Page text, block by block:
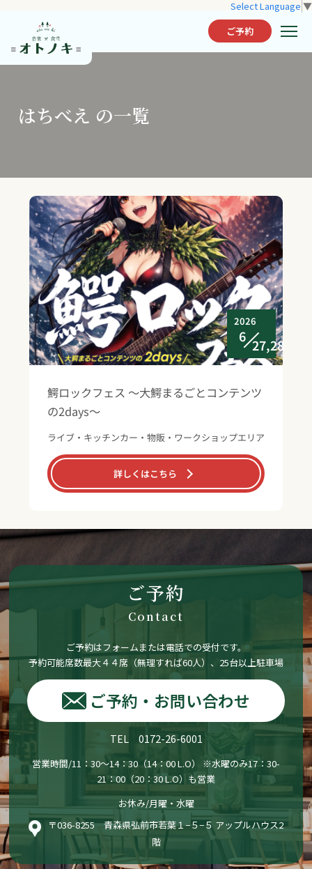
Select Language ▼
ご予約
はちべえ の一覧
2026
6
27,28
鰐ロックフェス ～大鰐まるごとコンテンツ
の2days～
ライブ・キッチンカー・物販・ワークショップエリア
詳しくはこちら
ご予約
Contact
ご予約はフォームまたは電話での受付です。
予約可能席数最大４４席（無理すれば60人）、25台以上駐車場
ご予約・お問い合わせ
TEL 0172-26-6001
営業時間/11：30〜14：30（14：00 L.O） ※水曜のみ17：30-
21：00（20：30 L.O）も営業
お休み/月曜・水曜
〒036-8255 青森県弘前市若葉１−５−５ アップルハウス2
階